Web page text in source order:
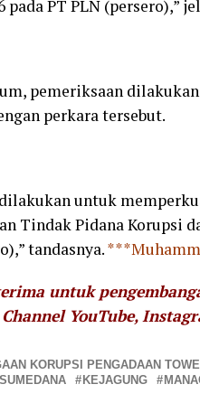
PT PLN (persero),”
pemeriksaan
perkara tersebut.
untuk
Tindak Pidana Korupsi
tandasnya.
untuk
YouTube,
KORUPSI PENGADAAN
KEJAGUNG